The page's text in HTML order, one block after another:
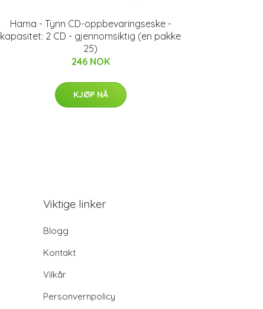
Hama - Tynn CD-oppbevaringseske -
kapasitet: 2 CD - gjennomsiktig (en pakke
25)
246 NOK
KJØP NÅ
Viktige linker
Blogg
Kontakt
Vilkår
Personvernpolicy